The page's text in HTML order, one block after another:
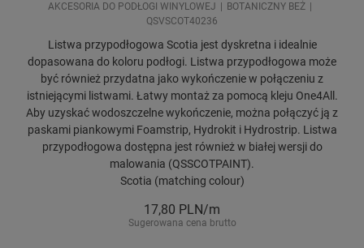
AKCESORIA DO PODŁOGI WINYLOWEJ
BOTANICZNY BEŻ
QSVSCOT40236
Listwa przypodłogowa Scotia jest dyskretna i idealnie
dopasowana do koloru podłogi. Listwa przypodłogowa może
być również przydatna jako wykończenie w połączeniu z
istniejącymi listwami. Łatwy montaż za pomocą kleju One4All.
Aby uzyskać wodoszczelne wykończenie, można połączyć ją z
paskami piankowymi Foamstrip, Hydrokit i Hydrostrip. Listwa
przypodłogowa dostępna jest również w białej wersji do
malowania (QSSCOTPAINT).
Scotia (matching colour)
17,80 PLN/m
Sugerowana cena brutto